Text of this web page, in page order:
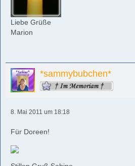
Liebe Grüße
Marion
*sammybubchen*
8. Mai 2011 um 18:18
Für Doreen!